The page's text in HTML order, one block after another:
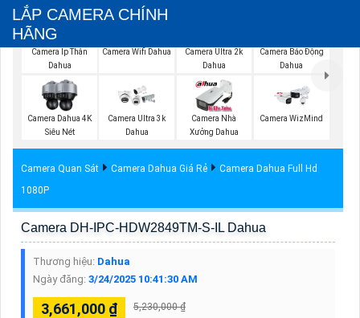
LẮP CAMERA CHÍNH
HÃNG
Camera Ip Thân
Dahua
Camera Wifi Dahua
Camera Ultra 2k
Dahua
Camera Báo Động
Dahua
Camera Dahua 4K
Siêu Nét
Camera Ultra 3k
Dahua
Camera Nhà
Xưởng Dahua
Camera WizMind
Camera Quan Sát Camera Dahua Giá Rẻ
Camera Dahua Full Hd
1080P
Camera DH-IPC-HDW2849TM-S-IL Dahua
Thương hiệu: Dahua
Ngày đăng: 3/24/2025 10:41:30 AM
3,661,000 ₫ 5,230,000 ₫